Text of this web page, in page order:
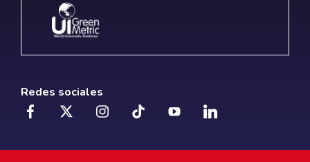
Redes sociales